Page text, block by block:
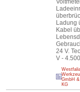
Ladung
Kabel
24 V.
V -
GmbH
KG